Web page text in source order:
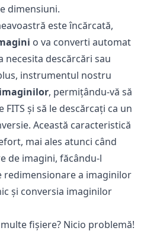
dimensiuni.
este încărcată,
o va converti automat
necesita descărcări sau
instrumentul nostru
, permițându-vă să
și să le descărcați ca un
Această caracteristică
mai ales atunci când
de imagini, făcându-l
redimensionare a imaginilor
și conversia imaginilor
fișiere? Nicio problemă!